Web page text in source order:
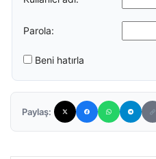
Parola:
Beni hatırla
Paylaş: